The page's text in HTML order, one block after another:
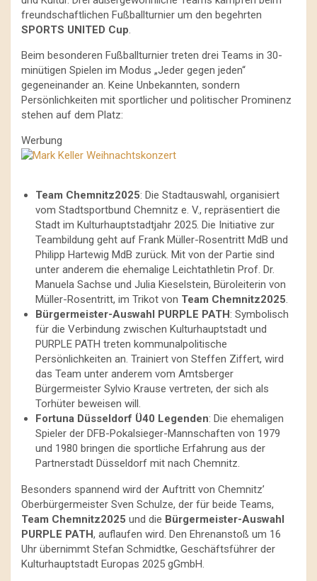
freundschaftlichen Fußballturnier um den begehrten
SPORTS UNITED Cup.
Beim besonderen Fußballturnier treten drei Teams in 30-
minütigen Spielen im Modus „Jeder gegen jeden“
gegeneinander an. Keine Unbekannten, sondern
Persönlichkeiten mit sportlicher und politischer Prominenz
stehen auf dem Platz:
Werbung
Team Chemnitz2025: Die Stadtauswahl, organisiert
vom Stadtsportbund Chemnitz e. V., repräsentiert die
Stadt im Kulturhauptstadtjahr 2025. Die Initiative zur
Teambildung geht auf Frank Müller-Rosentritt MdB und
Philipp Hartewig MdB zurück. Mit von der Partie sind
unter anderem die ehemalige Leichtathletin Prof. Dr.
Manuela Sachse und Julia Kieselstein, Büroleiterin von
Müller-Rosentritt, im Trikot von Team Chemnitz2025.
Bürgermeister-Auswahl PURPLE PATH: Symbolisch
für die Verbindung zwischen Kulturhauptstadt und
PURPLE PATH treten kommunalpolitische
Persönlichkeiten an. Trainiert von Steffen Ziffert, wird
das Team unter anderem vom Amtsberger
Bürgermeister Sylvio Krause vertreten, der sich als
Torhüter beweisen will.
Fortuna Düsseldorf Ü40 Legenden: Die ehemaligen
Spieler der DFB-Pokalsieger-Mannschaften von 1979
und 1980 bringen die sportliche Erfahrung aus der
Partnerstadt Düsseldorf mit nach Chemnitz.
Besonders spannend wird der Auftritt von Chemnitz’
Oberbürgermeister Sven Schulze, der für beide Teams,
Team Chemnitz2025 und die Bürgermeister-Auswahl
PURPLE PATH, auflaufen wird. Den Ehrenanstoß um 16
Uhr übernimmt Stefan Schmidtke, Geschäftsführer der
Kulturhauptstadt Europas 2025 gGmbH.